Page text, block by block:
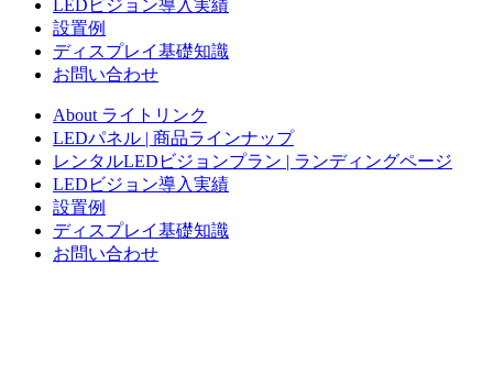
LEDビジョン導入実績
設置例
ディスプレイ基礎知識
お問い合わせ
About ライトリンク
LEDパネル | 商品ラインナップ
レンタルLEDビジョンプラン | ランディングページ
LEDビジョン導入実績
設置例
ディスプレイ基礎知識
お問い合わせ